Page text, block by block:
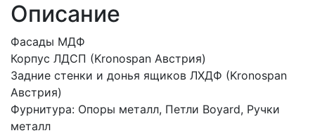
Описание
Фасады МДФ
Корпус ЛДСП (Kronospan Австрия)
Задние стенки и донья ящиков ЛХДФ (Kronospan
Австрия)
Фурнитура: Опоры металл, Петли Boyard, Ручки
металл